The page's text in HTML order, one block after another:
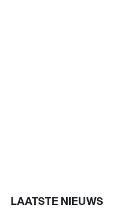
LAATSTE NIEUWS